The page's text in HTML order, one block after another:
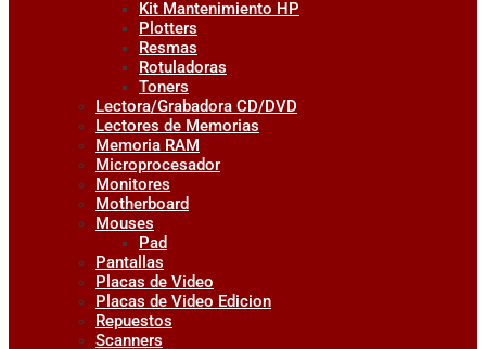
Kit Mantenimiento HP
Plotters
Resmas
Rotuladoras
Toners
Lectora/Grabadora CD/DVD
Lectores de Memorias
Memoria RAM
Microprocesador
Monitores
Motherboard
Mouses
Pad
Pantallas
Placas de Video
Placas de Video Edicion
Repuestos
Scanners